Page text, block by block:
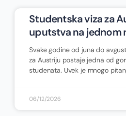
Studentska viza za
uputstva na jednom
Svake godine od juna do
za Austriju postaje jedna od
studenata. Uvek je mnogo
06/12/2026